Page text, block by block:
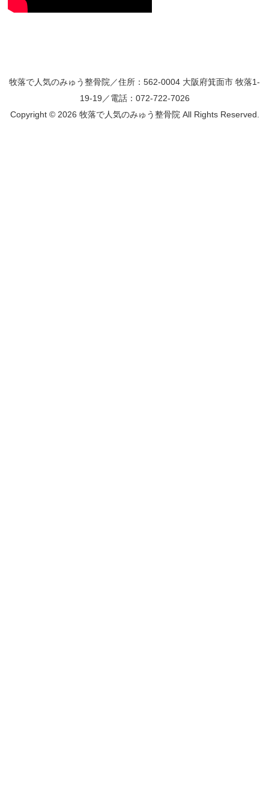
牧落で人気のみゅう整骨院／住所：562-0004 大阪府箕面市 牧落1-
19-19／電話：072-722-7026
Copyright © 2026 牧落で人気のみゅう整骨院 All Rights Reserved.